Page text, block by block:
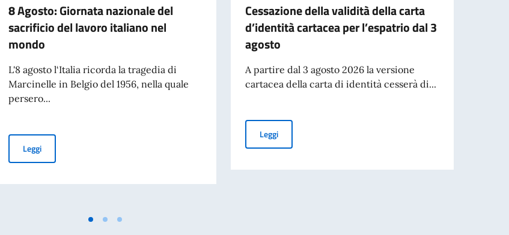
8 Agosto: Giornata nazionale del
sacrificio del lavoro italiano nel
mondo
L'8 agosto l‘Italia ricorda la tragedia di
Marcinelle in Belgio del 1956, nella quale
persero...
Leggi8 Agosto: Giornata nazionale del sacrificio del lavoro italiano nel mondo
Cessazione della validità della carta
d’identità cartacea per l’espatrio dal 3
agosto
A partire dal 3 agosto 2026 la versione
cartacea della carta di identità cesserà di...
LeggiCessazione della validità della carta d’identità cartacea per